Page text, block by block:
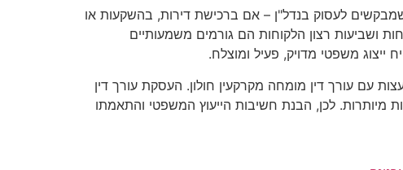
שמבקשים לעסוק בנדל"ן – אם ברכישת דירות, בהשקעות או
ושביעות רצון הלקוחות הם גורמים משמעותיים
משפטי מדויק, פעיל ומוצלח.
עם עורך דין מומחה מקרקעין חולון. העסקת עורך דין
מיותרות. לכן, הבנת חשיבות הייעוץ המשפטי והתאמתו